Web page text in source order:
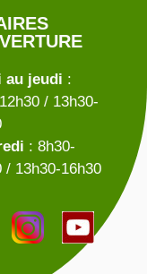
au jeudi :
/ 13h30-
: 8h30-
/ 13h30-16h30